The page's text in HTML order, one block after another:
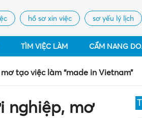
hồ sơ xin việc sơ yếu lý lịch
TÌM VIỆC LÀM CẨM NANG
tạo việc làm “made in Vietnam”
nghiệp, mơ